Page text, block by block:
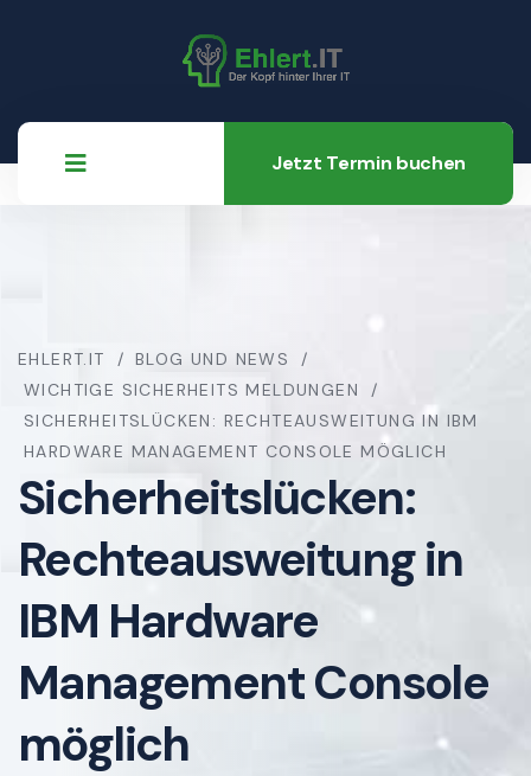
Jetzt Termin buchen
EHLERT.IT
BLOG UND NEWS
WICHTIGE SICHERHEITS MELDUNGEN
SICHERHEITSLÜCKEN: RECHTEAUSWEITUNG IN IBM
HARDWARE MANAGEMENT CONSOLE MÖGLICH
Sicherheitslücken:
Rechteausweitung in
IBM Hardware
Management Console
möglich